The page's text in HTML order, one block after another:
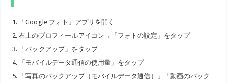
「Google フォト」アプリを開く
右上のプロフィールアイコン→「フォトの設定」をタップ
「バックアップ」をタップ
「モバイルデータ通信の使用量」をタップ
「写真のバックアップ（モバイルデータ通信）」「動画のバック